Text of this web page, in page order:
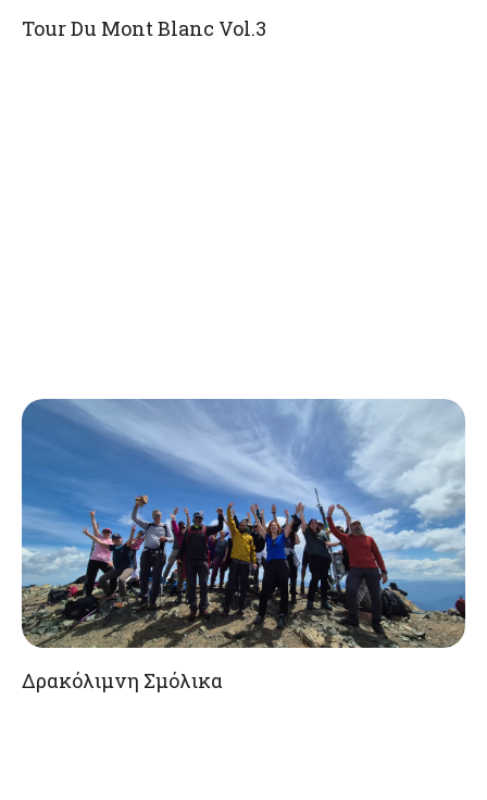
Tour Du Mont Blanc Vol.3
Δρακόλιμνη Σμόλικα